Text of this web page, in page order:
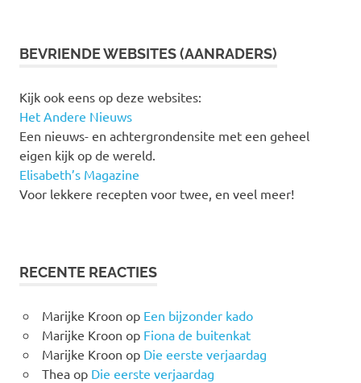
BEVRIENDE WEBSITES (AANRADERS)
Kijk ook eens op deze websites:
Het Andere Nieuws
Een nieuws- en achtergrondensite met een geheel
eigen kijk op de wereld.
Elisabeth’s Magazine
Voor lekkere recepten voor twee, en veel meer!
RECENTE REACTIES
Marijke Kroon op Een bijzonder kado
Marijke Kroon op Fiona de buitenkat
Marijke Kroon op Die eerste verjaardag
Theaop Die eerste verjaardag